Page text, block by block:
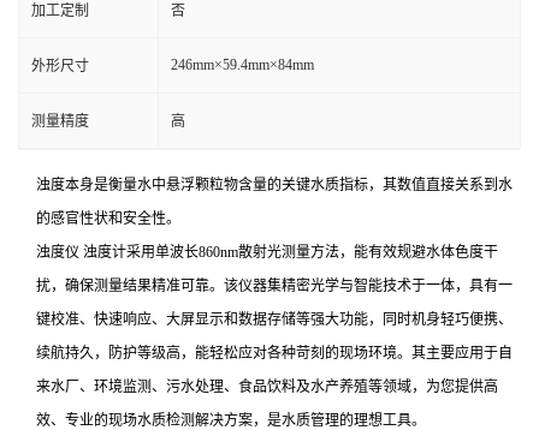
加工定制 否
外形尺寸 246mm×59.4mm×84mm
测量精度 高
浊度本身是衡量水中悬浮颗粒物含量的关键水质指标，其数值直接关系到水
的感官性状和安全性。
浊度仪 浊度计采用单波长860nm散射光测量方法，能有效规避水体色度干
扰，确保测量结果精准可靠。该仪器集精密光学与智能技术于一体，具有一
键校准、快速响应、大屏显示和数据存储等强大功能，同时机身轻巧便携、
续航持久，防护等级高，能轻松应对各种苛刻的现场环境。其主要应用于自
来水厂、环境监测、污水处理、食品饮料及水产养殖等领域，为您提供高
效、专业的现场水质检测解决方案，是水质管理的理想工具。